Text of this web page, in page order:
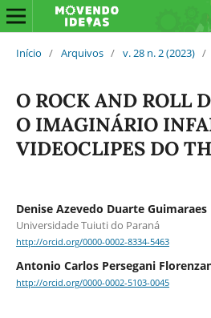
Início / Arquivos / v. 28 n. 2 (2023) /
O ROCK AND ROLL
O IMAGINÁRIO
VIDEOCLIPES DO
Denise Azevedo Duarte Guimaraes
Universidade Tuiuti do Paraná
http://orcid.org/0000-0002-8334-5463
Antonio Carlos Persegani
http://orcid.org/0000-0002-5103-0045